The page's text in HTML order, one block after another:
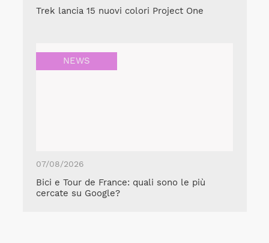
Trek lancia 15 nuovi colori Project One
NEWS
07/08/2026
Bici e Tour de France: quali sono le più
cercate su Google?